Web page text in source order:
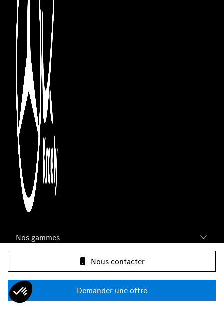
Nous contacter
Demander une offre
Nos gammes
Groupe Kroely